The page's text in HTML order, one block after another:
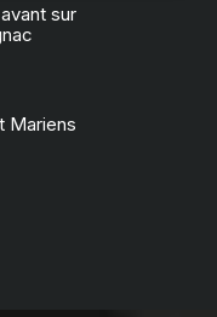
sur
Mariens